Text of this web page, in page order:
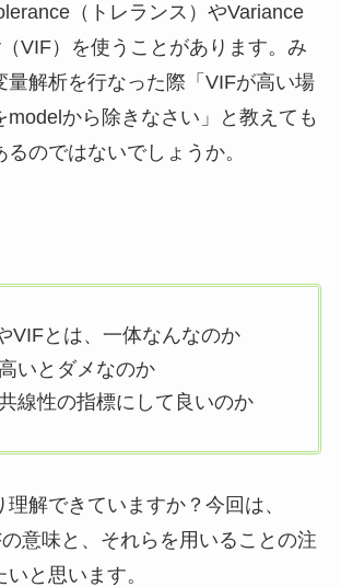
（トレランス）やVariance
VIF）を使うことがあります。み
量解析を行なった際「VIFが高い場
modelから除きなさい」と教えても
るのではないでしょうか。
VIFとは、一体なんなのか
いとダメなのか
線性の指標にして良いのか
解できていますか？今回は、
意味と、それらを用いることの注
と思います。